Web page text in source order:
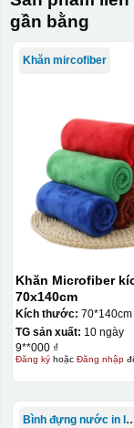
gần bằng
Khăn mircofiber
Khăn Microfiber
70x140cm
Kích thước: 70*140cm
TG sản xuất: 10 ngày
9**000 ₫
Đăng kýhoặc Đăng nhập
Bình đựng